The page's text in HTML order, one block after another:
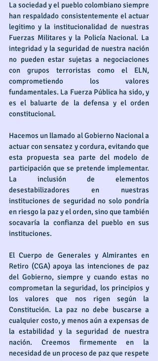
La sociedad y el pueblo colombiano siempre
han respaldado consistentemente el actuar
legitimo y la institucionalidad de nuestras
Fuerzas Militares y la Policía Nacional. La
integridad y la seguridad de nuestra nación
no pueden estar sujetas a negociaciones
con grupos terroristas como el ELN,
comprometiendo los valores
fundamentales. La Fuerza Pública ha sido, y
es el baluarte de la defensa y el orden
constitucional.
Hacemos un llamado al Gobierno Nacional a
actuar con sensatez y cordura, evitando que
esta propuesta sea parte del modelo de
participación que se pretende implementar.
La inclusión de elementos
desestabilizadores en nuestras
instituciones de seguridad no solo pondría
en riesgo la paz y el orden, sino que también
socavaría la confianza del pueblo en sus
instituciones.
El Cuerpo de Generales y Almirantes en
Retiro (CGA) apoya las intenciones de paz
del Gobierno, siempre y cuando estas no
comprometan la seguridad, los principios y
los valores que nos rigen según la
Constitución. La paz no debe buscarse a
cualquier costo, y menos aún a expensas de
la estabilidad y la seguridad de nuestra
nación. Creemos firmemente en la
necesidad de un proceso de paz que respete